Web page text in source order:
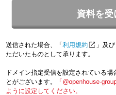
資料を受
送信された場合、「 利用規約 」及び
ただいたものとして承ります。
ドメイン指定受信を設定されている
とがございます。
「@openhouse-
ように設定してください。